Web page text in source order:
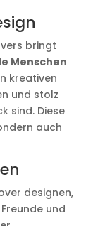
bringt
Menschen
kreativen
und stolz
sind. Diese
auch
designen,
und